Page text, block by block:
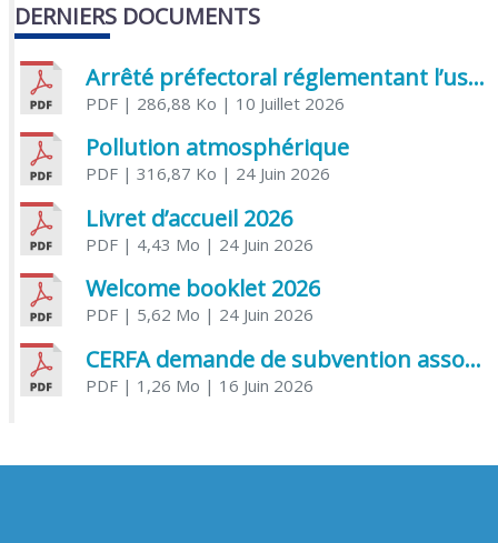
DERNIERS DOCUMENTS
Arrêté préfectoral réglementant l’usage de l’eau
PDF| 286,88 Ko | 10 Juillet 2026
Pollution atmosphérique
PDF| 316,87 Ko | 24 Juin 2026
Livret d’accueil 2026
PDF| 4,43 Mo | 24 Juin 2026
Welcome booklet 2026
PDF| 5,62 Mo | 24 Juin 2026
CERFA demande de subvention association
PDF| 1,26 Mo | 16 Juin 2026